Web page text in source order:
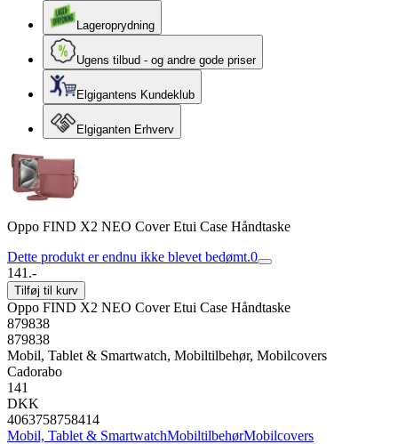
Lageroprydning
Ugens tilbud - og andre gode priser
Elgigantens Kundeklub
Elgiganten Erhverv
Oppo FIND X2 NEO Cover Etui Case Håndtaske
Dette produkt er endnu ikke blevet bedømt.0
141.-
Tilføj til kurv
Oppo FIND X2 NEO Cover Etui Case Håndtaske
879838
879838
Mobil, Tablet & Smartwatch, Mobiltilbehør, Mobilcovers
Cadorabo
141
DKK
4063758758414
Mobil, Tablet & SmartwatchMobiltilbehørMobilcovers